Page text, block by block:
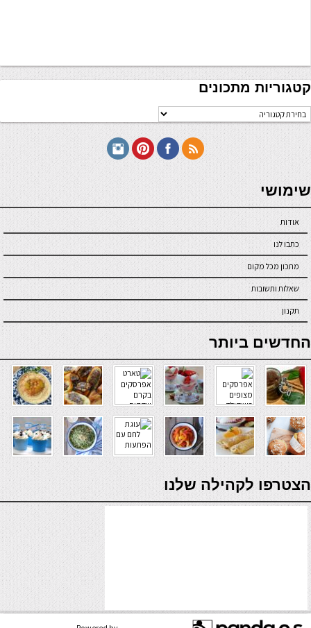
קטגוריות מתכונים
קטגוריות
מתכונים
seriöse online casinos österreich
שימושי
אודות
כתבו לנו
מתכון מכל מקום
שאלות ותשובות
תקנון
online casino
החדשים ביותר
verde casino
הצטרפו לקהילה שלנו